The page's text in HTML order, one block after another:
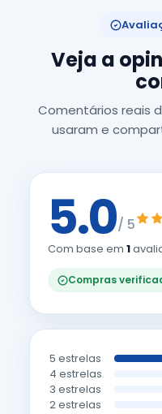
Veja a
Comentários reais
usaram e
5.0/ 5
Com base em 1
Compras
5 estrelas
4 estrelas
3 estrelas
2 estrelas